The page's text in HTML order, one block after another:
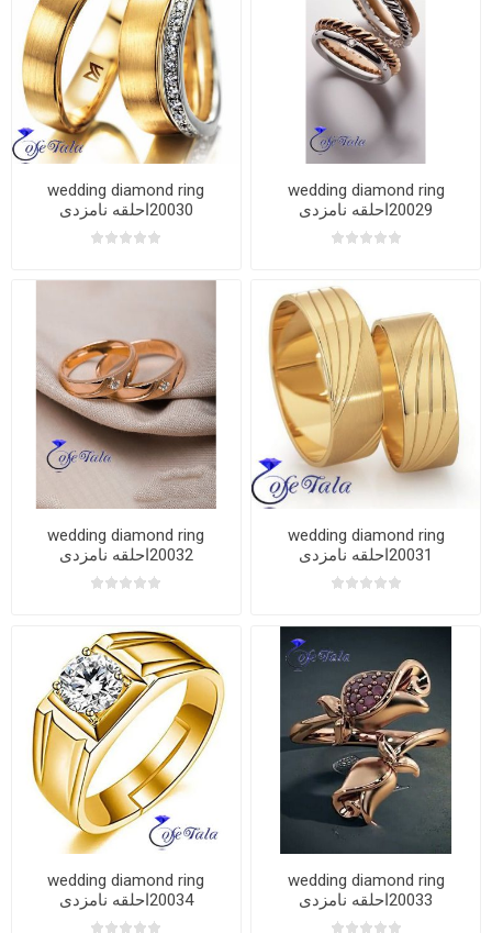
wedding diamond ring
20029احلقه نامزدی
wedding diamond ring
20030احلقه نامزدی
wedding diamond ring
20031احلقه نامزدی
wedding diamond ring
20032احلقه نامزدی
wedding diamond ring
20033احلقه نامزدی
wedding diamond ring
20034احلقه نامزدی